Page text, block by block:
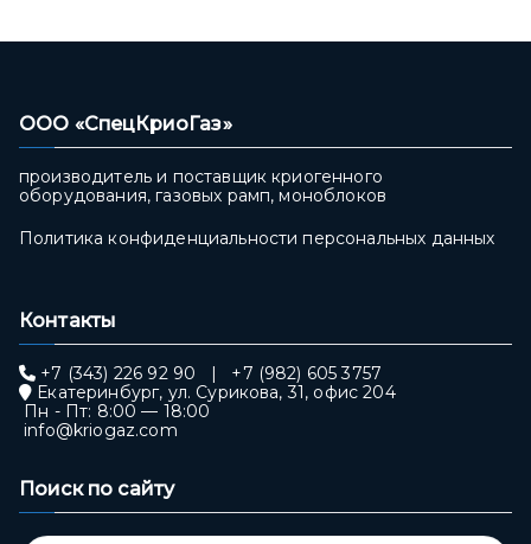
ООО «СпецКриоГаз»
производитель и поставщик криогенного
оборудования, газовых рамп, моноблоков
Политика конфиденциальности персональных данных
Контакты
+7 (343) 226 92 90 | +7 (982) 605 3757
Екатеринбург, ул. Сурикова, 31, офис 204
Пн - Пт: 8:00 — 18:00
info@kriogaz.com
Поиск по сайту